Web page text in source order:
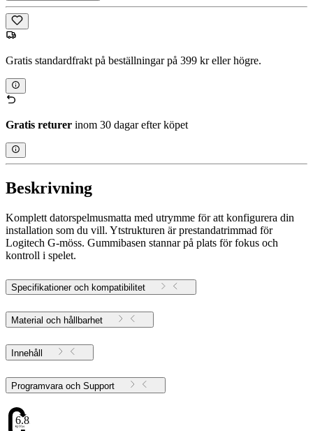
Gratis standardfrakt på beställningar på 399 kr eller högre.
Gratis returer inom 30 dagar efter köpet
Beskrivning
Komplett datorspelmusmatta med utrymme för att konfigurera din
installation som du vill. Ytstrukturen är prestandatrimmad för
Logitech G-möss. Gummibasen stannar på plats för fokus och
kontroll i spelet.
Specifikationer och kompatibilitet
Material och hållbarhet
Innehåll
Programvara och Support
6.83